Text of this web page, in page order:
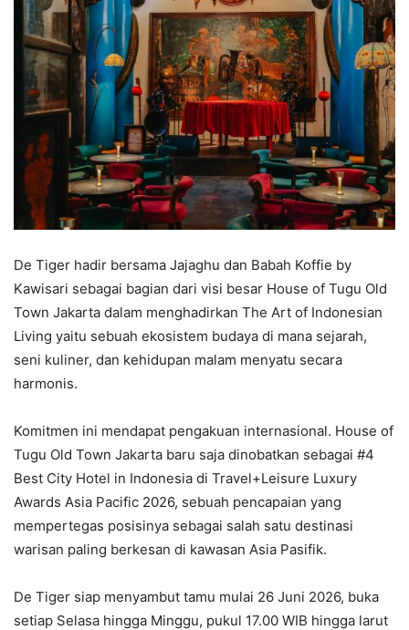
De Tiger hadir bersama Jajaghu dan Babah Koffie by
Kawisari sebagai bagian dari visi besar House of Tugu Old
Town Jakarta dalam menghadirkan The Art of Indonesian
Living yaitu sebuah ekosistem budaya di mana sejarah,
seni kuliner, dan kehidupan malam menyatu secara
harmonis.
Komitmen ini mendapat pengakuan internasional. House of
Tugu Old Town Jakarta baru saja dinobatkan sebagai #4
Best City Hotel in Indonesia di Travel+Leisure Luxury
Awards Asia Pacific 2026, sebuah pencapaian yang
mempertegas posisinya sebagai salah satu destinasi
warisan paling berkesan di kawasan Asia Pasifik.
De Tiger siap menyambut tamu mulai 26 Juni 2026, buka
setiap Selasa hingga Minggu, pukul 17.00 WIB hingga larut